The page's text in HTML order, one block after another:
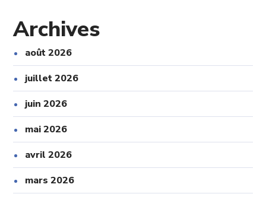
Archives
août 2026
juillet 2026
juin 2026
mai 2026
avril 2026
mars 2026